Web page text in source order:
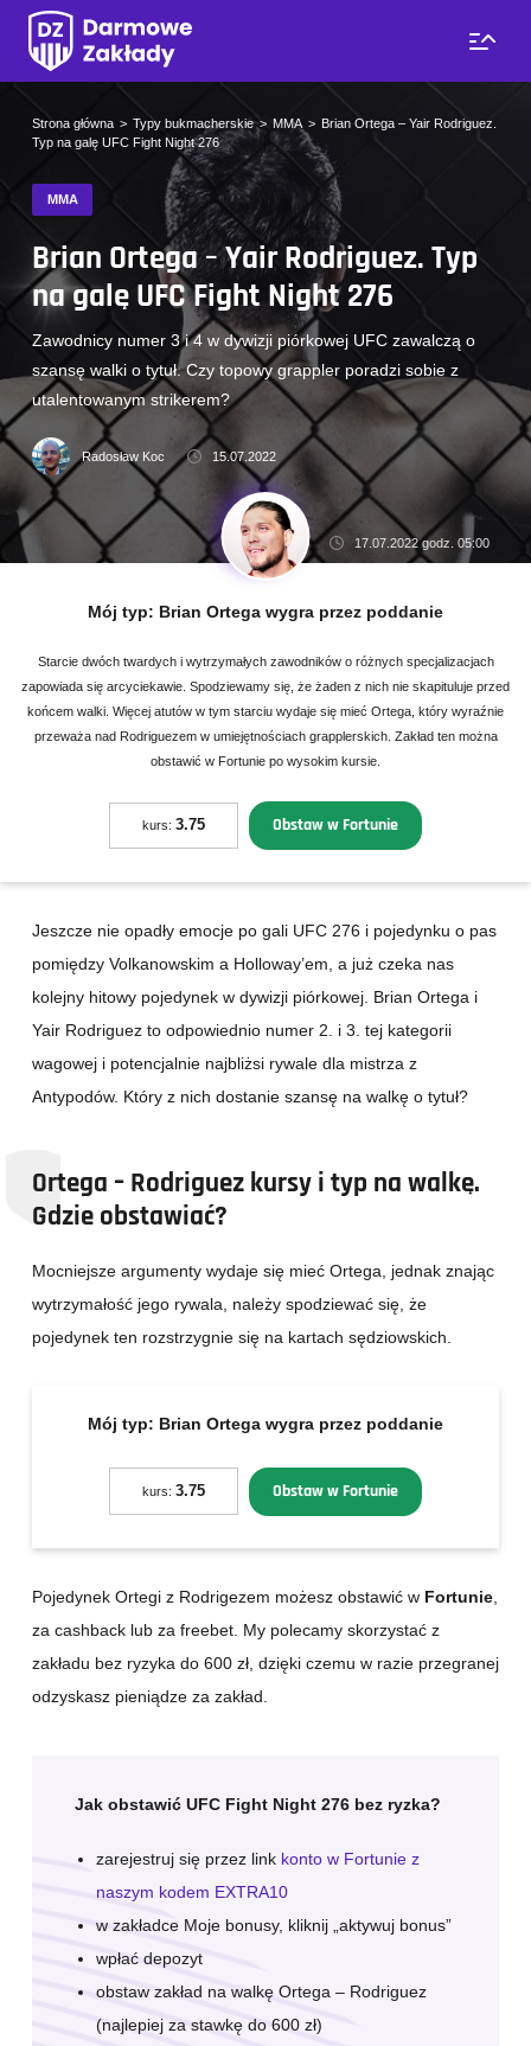
Strona główna Typy bukmacherskie MMA
Brian Ortega – Yair Rodriguez.
Typ na galę UFC Fight Night 276
MMA
Brian Ortega – Yair Rodriguez. Typ
na galę UFC Fight Night 276
Zawodnicy numer 3 i 4 w dywizji piórkowej UFC zawalczą o
szansę walki o tytuł. Czy topowy grappler poradzi sobie z
utalentowanym strikerem?
Radosław Koc 15.07.2022
17.07.2022 godz. 05:00
Mój typ: Brian Ortega wygra przez poddanie
Starcie dwóch twardych i wytrzymałych zawodników o różnych specjalizacjach
zapowiada się arcyciekawie. Spodziewamy się, że żaden z nich nie skapituluje przed
końcem walki. Więcej atutów w tym starciu wydaje się mieć Ortega, który wyraźnie
przeważa nad Rodriguezem w umiejętnościach grapplerskich. Zakład ten można
obstawić w Fortunie po wysokim kursie.
kurs:3.75 Obstaw w Fortunie
Jeszcze nie opadły emocje po gali UFC 276 i pojedynku o pas
pomiędzy Volkanowskim a Holloway’em, a już czeka nas
kolejny hitowy pojedynek w dywizji piórkowej. Brian Ortega i
Yair Rodriguez to odpowiednio numer 2. i 3. tej kategorii
wagowej i potencjalnie najbliżsi rywale dla mistrza z
Antypodów. Który z nich dostanie szansę na walkę o tytuł?
Ortega – Rodriguez kursy i typ na walkę.
Gdzie obstawiać?
Mocniejsze argumenty wydaje się mieć Ortega, jednak znając
wytrzymałość jego rywala, należy spodziewać się, że
pojedynek ten rozstrzygnie się na kartach sędziowskich.
Mój typ: Brian Ortega wygra przez poddanie
kurs:3.75 Obstaw w Fortunie
Pojedynek Ortegi z Rodrigezem możesz obstawić w Fortunie
za cashback lub za freebet. My polecamy skorzystać z
zakładu bez ryzyka do 600 zł, dzięki czemu w razie przegranej
odzyskasz pieniądze za zakład.
Jak obstawić UFC Fight Night 276 bez ryzka?
zarejestruj się przez link konto w Fortunie z
naszym kodem EXTRA10
w zakładce Moje bonusy, kliknij „aktywuj bonus”
wpłać depozyt
obstaw zakład na walkę Ortega – Rodriguez
(najlepiej za stawkę do 600 zł)